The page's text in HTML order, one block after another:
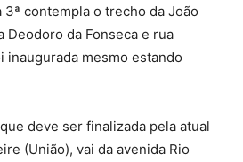
3ª contempla o trecho da João
Deodoro da Fonseca e rua
inaugurada mesmo estando
deve ser finalizada pela atual
(União), vai da avenida Rio